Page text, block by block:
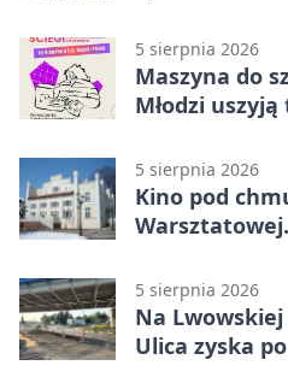
5 sierpnia 2026
Maszyna do
Młodzi
5 sierpnia 2026
Kino pod
5 sierpnia 2026
Na
Ulica zyska